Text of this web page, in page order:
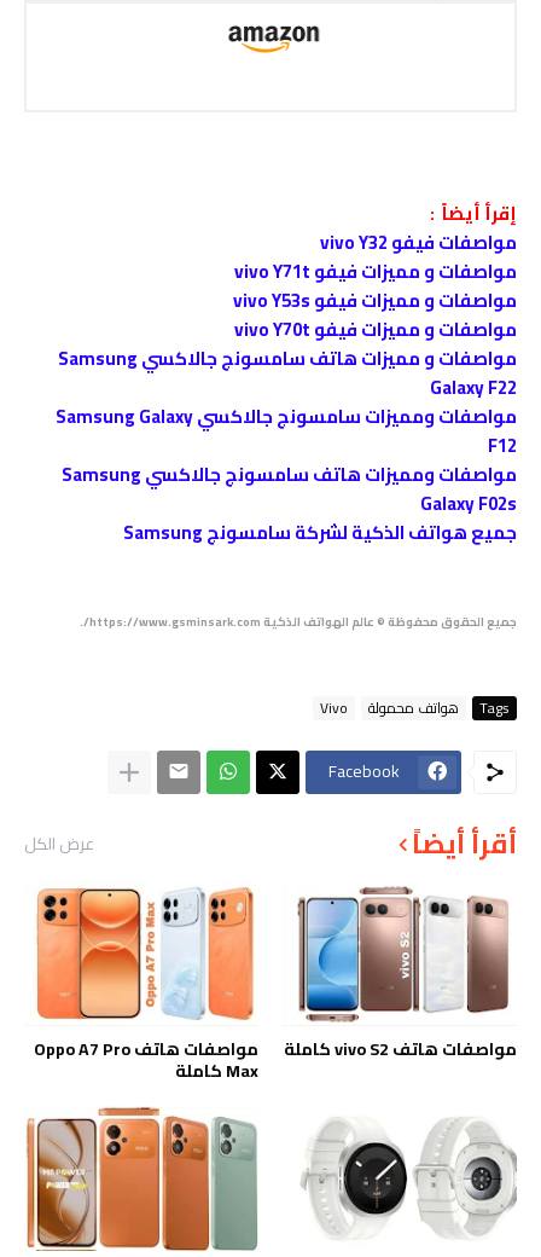
إقرأ أيضاً :
مواصفات فيفو vivo Y32
مواصفات و مميزات فيفو vivo Y71t
مواصفات و مميزات فيفو vivo Y53s
مواصفات و مميزات فيفو vivo Y70t
مواصفات و مميزات هاتف سامسونج جالاكسي Samsung
Galaxy F22
مواصفات ومميزات سامسونج جالاكسي Samsung Galaxy
F12
مواصفات ومميزات هاتف سامسونج جالاكسي Samsung
Galaxy F02s
جميع هواتف الذكية لشركة سامسونج Samsung
جميع الحقوق محفوظة © عالم الهواتف الذكية https://www.gsminsark.com/.
Tags هواتف محمولة Vivo
Facebook
أقرأ أيضاً عرض الكل
مواصفات هاتف vivo S2 كاملة مواصفات هاتف Oppo A7 Pro
Max كاملة